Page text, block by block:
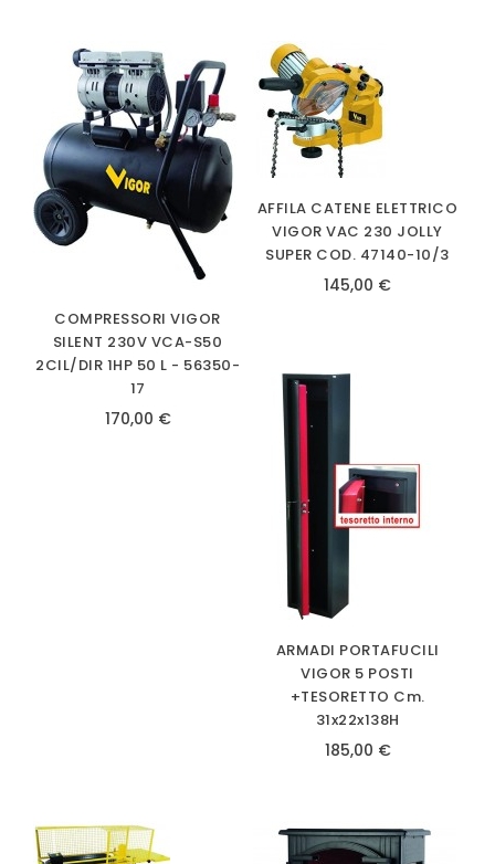
COMPRESSORI VIGOR
SILENT 230V VCA-S50
2CIL/DIR 1HP 50 L - 56350-
17
170,00 €
AFFILA CATENE ELETTRICO
VIGOR VAC 230 JOLLY
SUPER COD. 47140-10/3
145,00 €
ARMADI PORTAFUCILI
VIGOR 5 POSTI
+TESORETTO Cm.
31x22x138H
185,00 €